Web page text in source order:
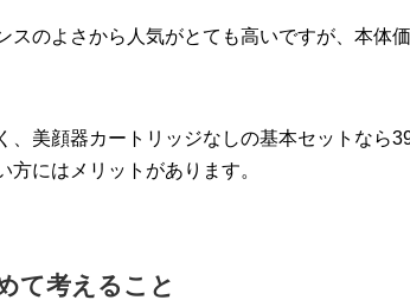
スのよさから人気がとても高いですが、本体
美顔器カートリッジなしの基本セットなら
にはメリットがあります。
て考えること